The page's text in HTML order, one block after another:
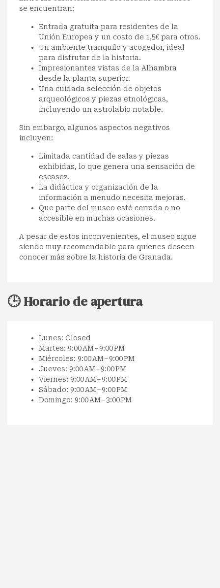
se encuentran:
Entrada gratuita para residentes de la
Unión Europea y un costo de 1,5€ para otros.
Un ambiente tranquilo y acogedor, ideal
para disfrutar de la historia.
Impresionantes vistas de la Alhambra
desde la planta superior.
Una cuidada selección de objetos
arqueológicos y piezas etnológicas,
incluyendo un astrolabio notable.
Sin embargo, algunos aspectos negativos
incluyen:
Limitada cantidad de salas y piezas
exhibidas, lo que genera una sensación de
escasez.
La didáctica y organización de la
información a menudo necesita mejoras.
Que parte del museo esté cerrada o no
accesible en muchas ocasiones.
A pesar de estos inconvenientes, el museo sigue
siendo muy recomendable para quienes deseen
conocer más sobre la historia de Granada.
🕒 Horario de apertura
Lunes: Closed
Martes: 9:00 AM – 9:00 PM
Miércoles: 9:00 AM – 9:00 PM
Jueves: 9:00 AM – 9:00 PM
Viernes: 9:00 AM – 9:00 PM
Sábado: 9:00 AM – 9:00 PM
Domingo: 9:00 AM – 3:00 PM